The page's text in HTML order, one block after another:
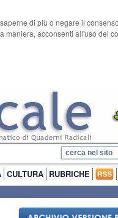
di più o negare il
maniera, acconsenti all'uso dei
CULTURA RUBRICHE